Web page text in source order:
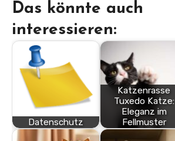
Das könnte auch
interessieren:
Datenschutz
Katzenrasse
Tuxedo Katze:
Eleganz im
Fellmuster